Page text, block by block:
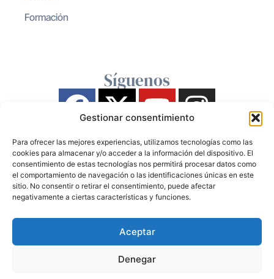
Gestionar consentimiento
Para ofrecer las mejores experiencias, utilizamos tecnologías como las
cookies para almacenar y/o acceder a la información del dispositivo. El
consentimiento de estas tecnologías nos permitirá procesar datos como
el comportamiento de navegación o las identificaciones únicas en este
sitio. No consentir o retirar el consentimiento, puede afectar
negativamente a ciertas características y funciones.
Aceptar
Denegar
Formación
Síguenos